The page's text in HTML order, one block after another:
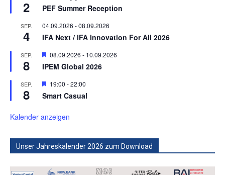
2 PEF Summer Reception
SEP.
4
04.09.2026 -08.09.2026
IFA Next / IFA Innovation For All 2026
SEP.
8
Hervorgehoben
08.09.2026 - 10.09.2026
IPEM Global 2026
SEP.
8
Hervorgehoben
19:00 -22:00
Smart Casual
Kalender anzeigen
Unser Jahreskalender 2026 zum Download